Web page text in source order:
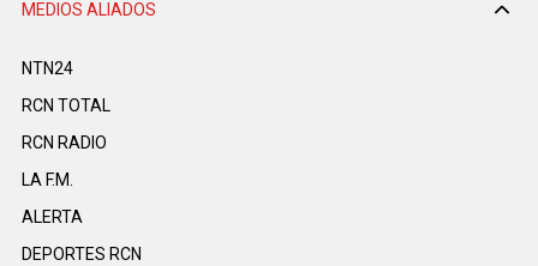
MEDIOS ALIADOS
NTN24
RCN TOTAL
RCN RADIO
LA F.M.
ALERTA
DEPORTES RCN